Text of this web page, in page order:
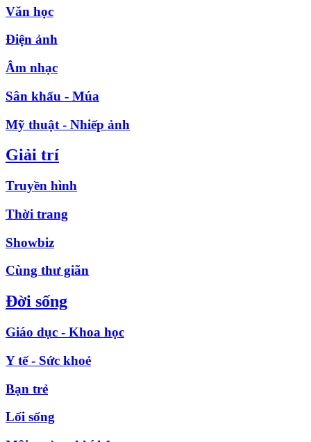
Văn học
Điện ảnh
Âm nhạc
Sân khấu - Múa
Mỹ thuật - Nhiếp ảnh
Giải trí
Truyền hình
Thời trang
Showbiz
Cùng thư giãn
Đời sống
Giáo dục - Khoa học
Y tế - Sức khoẻ
Bạn trẻ
Lối sống